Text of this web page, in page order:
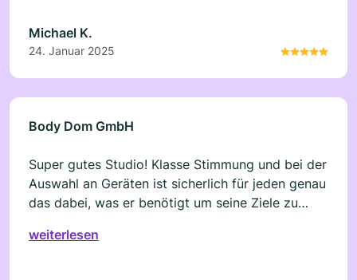
Michael K.
24. Januar 2025
Body Dom GmbH
Super gutes Studio! Klasse Stimmung und bei der
Auswahl an Geräten ist sicherlich für jeden genau
das dabei, was er benötigt um seine Ziele zu
weiterlesen